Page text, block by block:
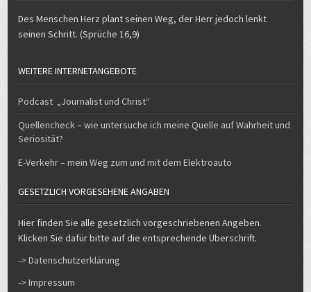
Des Menschen Herz plant seinen Weg, der Herr jedoch lenkt
seinen Schritt. (Sprüche 16,9)
WEITERE INTERNETANGEBOTE
Podcast „Journalist und Christ“
Quellencheck – wie untersuche ich meine Quelle auf Wahrheit und
Seriosität?
E-Verkehr – mein Weg zum und mit dem Elektroauto
GESETZLICH VORGESEHENE ANGABEN
Hier finden Sie alle gesetzlich vorgeschriebenen Angeben.
Klicken Sie dafür bitte auf die entsprechende Überschrift.
-> Datenschutzerklärung
-> Impressum